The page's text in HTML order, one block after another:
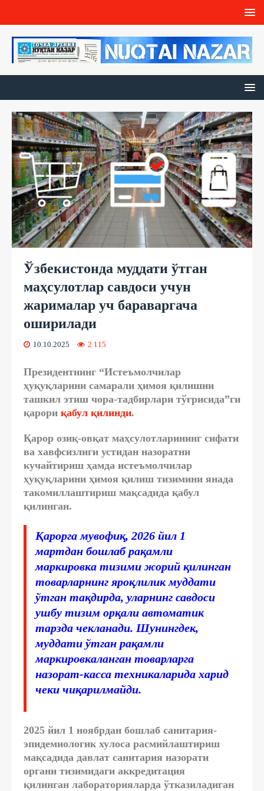
Ўзбекистонда муддати ўтган
маҳсулотлар савдоси учун
жарималар уч бараваргача
оширилади
10.10.2025 2 115
Президентнинг “Истеъмолчилар
ҳуқуқларини самарали ҳимоя қилишни
ташкил этиш чора-тадбирлари тўғрисида”ги
қарори қабул қилинди.
Қарор озиқ-овқат маҳсулотларининг сифати
ва хавфсизлиги устидан назоратни
кучайтириш ҳамда истеъмолчилар
ҳуқуқларини ҳимоя қилиш тизимини янада
такомиллаштириш мақсадида қабул
қилинган.
Қарорга мувофиқ, 2026 йил 1
мартдан бошлабрақамли
маркировка тизими жорий қилинган
товарларнинг яроқлилик муддати
ўтган тақдирда, уларнинг савдоси
ушбу тизим орқали автоматик
тарзда чекланади. Шунингдек,
муддати ўтган рақамли
маркировкаланган товарларга
назорат-касса техникаларида харид
чеки чиқарилмайди.
2025 йил 1 ноябрдан бошлаб санитария-
эпидемиологик хулоса расмийлаштириш
мақсадида давлат санитария назорати
органи тизимидаги аккредитация
қилинган лабораторияларда ўтказиладиган